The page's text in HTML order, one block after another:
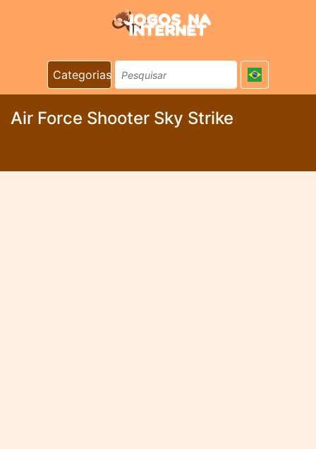
Categorias
Air Force Shooter Sky Strike